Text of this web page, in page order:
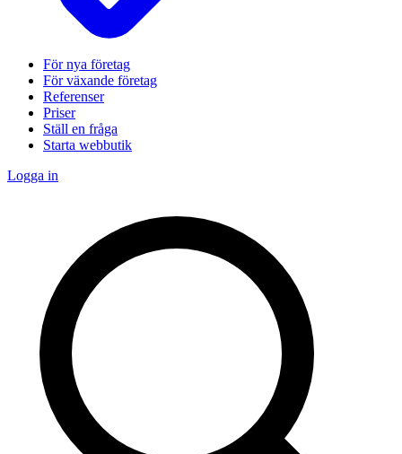
För nya företag
För växande företag
Referenser
Priser
Ställ en fråga
Starta webbutik
Logga in